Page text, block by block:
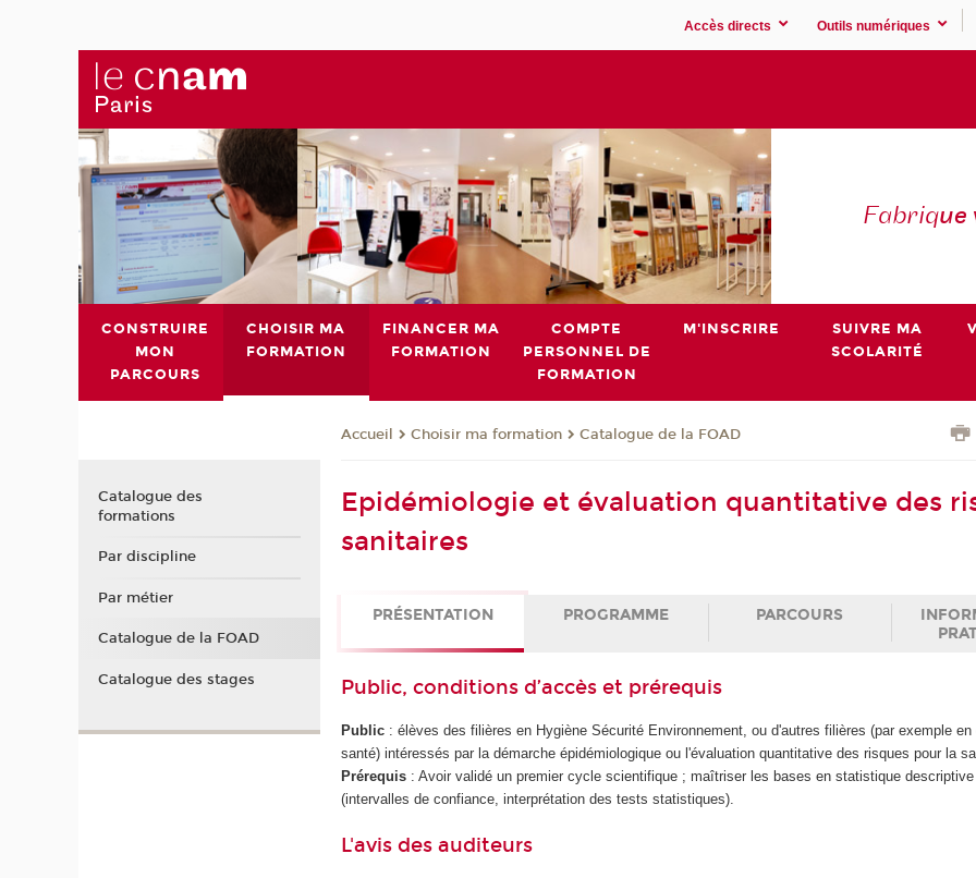
Accès directs Outils numériques
Fabrique
CONSTRUIRE
MON
PARCOURS
CHOISIR MA
FORMATION
FINANCER MA
FORMATION
COMPTE
PERSONNEL DE
FORMATION
M'INSCRIRE
SUIVRE MA
SCOLARITÉ
Accueil Choisir ma formation Catalogue de la FOAD
Epidémiologie et évaluation quantitative des
sanitaires
PRÉSENTATION PROGRAMME PARCOURS
Public, conditions d’accès et prérequis
Public : élèves des filières en Hygiène Sécurité Environnement, ou d'autres filières (par exemple en
santé) intéressés par la démarche épidémiologique ou l'évaluation quantitative des risques pour la
Prérequis : Avoir validé un premier cycle scientifique ; maîtriser les bases en statistique
(intervalles de confiance, interprétation des tests statistiques).
L'avis des auditeurs
Catalogue des
formations
Par discipline
Par métier
Catalogue de la FOAD
Catalogue des stages